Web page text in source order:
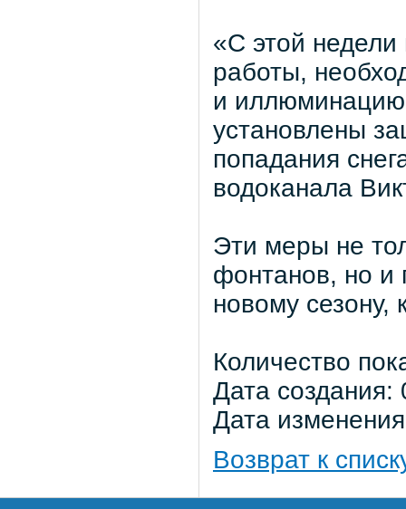
«С этой
работы,
и
установлены
попадания
водоканала
Эти меры не
фонтанов, но и
новому сезону,
Количество
Дата
Дата
Возврат к